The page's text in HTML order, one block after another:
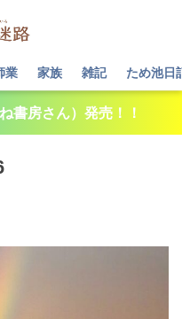
業 家族 雑記 ため池日
書房さん）発売！！